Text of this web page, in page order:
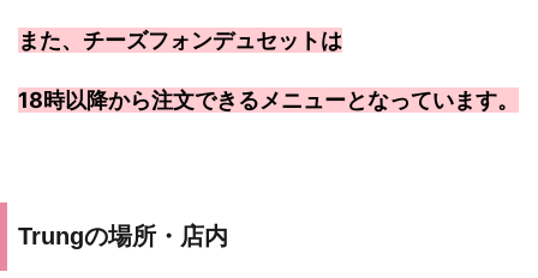
また、チーズフォンデュセットは
18時以降から注文できるメニューとなっています。
Trungの場所・店内